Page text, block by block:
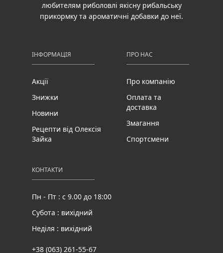
любителям риболовлі якісну рибальську
прикормку та ароматичні добавки до неї.
ІНФОРМАЦІЯ
Акції
Знижки
Новини
Рецепти від Олексія
Зайка
ПРО НАС
Про компанію
Оплата та
доставка
Змагання
Спортсмени
КОНТАКТИ
Пн - Пт : с 9.00 до 18:00
Субота : вихідний
Неділя : вихідний
+38 (063) 261-55-67